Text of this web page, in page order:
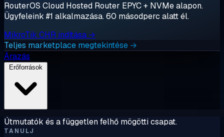
RouterOS Cloud Hosted Router EPYC + NVMe alapon.
Ügyfeleink #1 alkalmazása. 60 másodperc alatt él.
MikroTik CHR indítása →
Teljes marketplace megtekintése →
Árazás
Útmutatók és a független felhő mögötti csapat.
TANULJ